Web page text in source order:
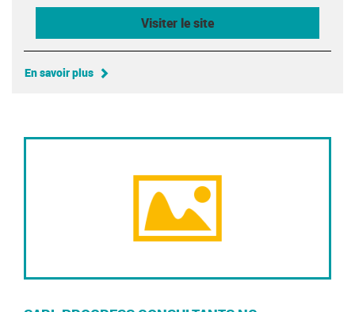
Visiter le site
En savoir plus